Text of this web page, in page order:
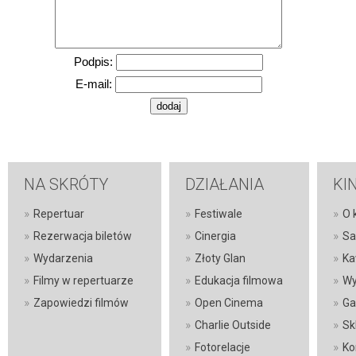
Podpis:
E-mail:
NA SKRÓTY
» Repertuar
» Rezerwacja biletów
» Wydarzenia
» Filmy w repertuarze
» Zapowiedzi filmów
DZIAŁANIA
» Festiwale
» Cinergia
» Złoty Glan
» Edukacja filmowa
» Open Cinema
» Charlie Outside
» Fotorelacje
» O
»
»
»
»
»
»